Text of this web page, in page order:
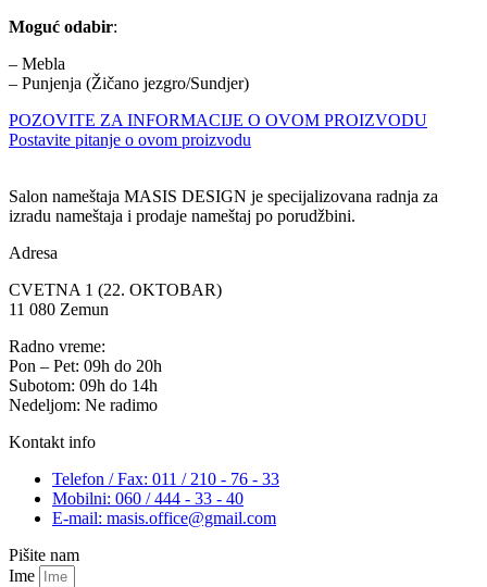
Moguć odabir:
– Mebla
– Punjenja (Žičano jezgro/Sundjer)
POZOVITE ZA INFORMACIJE O OVOM PROIZVODU
Postavite pitanje o ovom proizvodu
Salon nameštaja MASIS DESIGN je specijalizovana radnja za
izradu nameštaja i prodaje nameštaj po porudžbini.
Adresa
CVETNA 1 (22. OKTOBAR)
11 080 Zemun
Radno vreme:
Pon – Pet: 09h do 20h
Subotom: 09h do 14h
Nedeljom: Ne radimo
Kontakt info
Telefon / Fax: 011 / 210 - 76 - 33
Mobilni: 060 / 444 - 33 - 40
E-mail: masis.office@gmail.com
Pišite nam
Ime